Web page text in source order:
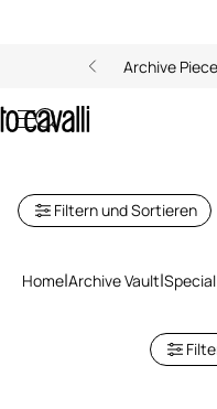
Archive
Archive:
Herren
Filtern und Sortieren
Home Archive Vault